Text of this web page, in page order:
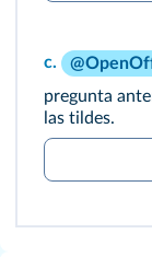
c.
pregunta
las tildes.